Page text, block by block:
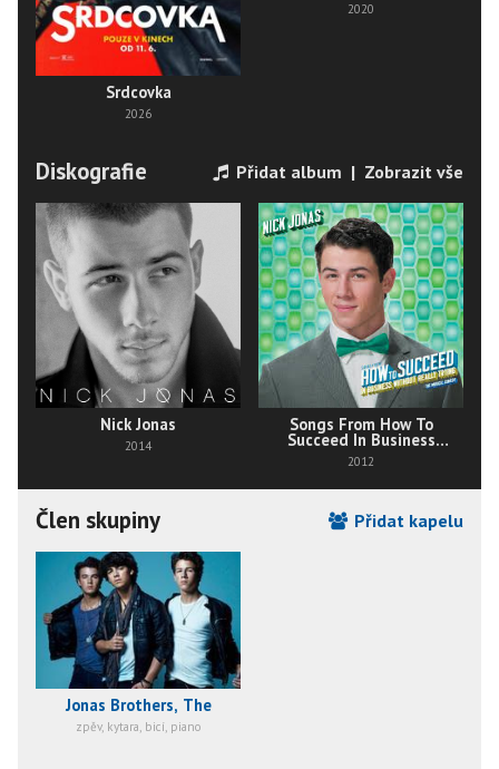
Srdcovka
2026
2020
Diskografie Přidat album | Zobrazit vše
Nick Jonas
2014
Songs From How To
Succeed In Business
Without Really Trying
2012
Člen skupiny Přidat kapelu
Jonas Brothers, The
zpěv, kytara, bicí, piano